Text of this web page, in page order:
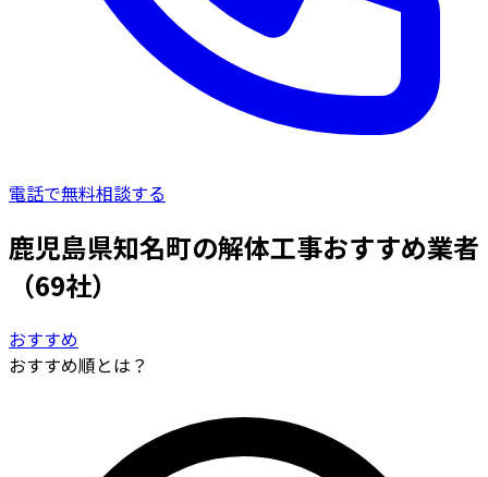
電話で無料相談する
鹿児島県知名町の解体工事おすすめ業者
（69社）
おすすめ
おすすめ順とは？